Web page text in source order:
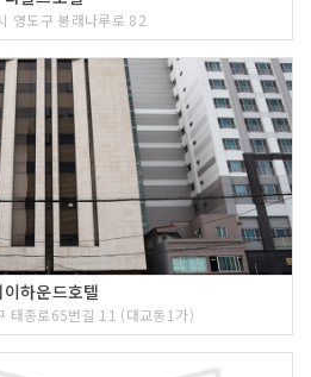
영도구 봉래나루로 82
이하운드호텔
태종로65번길 11 (대교동1가)